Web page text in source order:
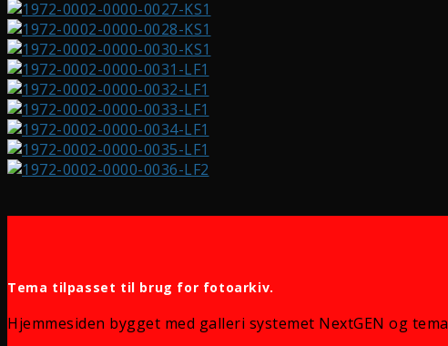
Tema tilpasset til brug for fotoarkiv.
Hjemmesiden bygget med galleri systemet NextGEN og